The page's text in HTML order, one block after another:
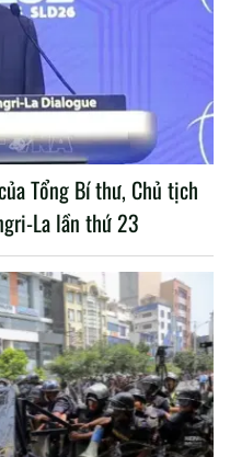
Tổng Bí thư, Chủ tịch
La lần thứ 23